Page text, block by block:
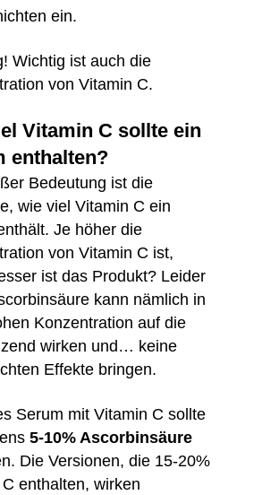
ein.
Wichtig ist auch die
von Vitamin C.
Vitamin C sollte ein
enthalten?
Bedeutung ist die
wie viel Vitamin C ein
Je höher die
von Vitamin C ist,
ist das Produkt? Leider
kann nämlich in
Konzentration auf die
wirken und… keine
Effekte bringen.
Serum mit Vitamin C sollte
5-10% Ascorbinsäure
Die Versionen, die 15-20%
enthalten, wirken